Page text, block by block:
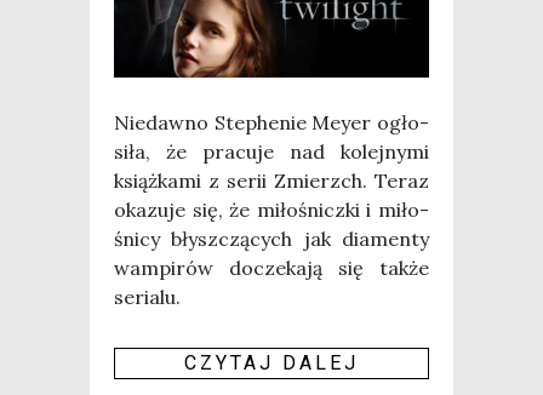
Nie­daw­no Ste­phe­nie Mey­er ogło­
si­ła, że pra­cu­je nad kolej­ny­mi
książ­ka­mi z serii Zmierzch. Teraz
oka­zu­je się, że miło­śnicz­ki i miło­
śni­cy błysz­czą­cych jak dia­men­ty
wam­pi­rów docze­ka­ją się tak­że
seria­lu.
CZY­TAJ DALEJ